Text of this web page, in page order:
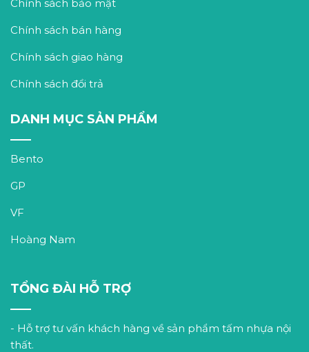
Chính sách bảo mật
Chính sách bán hàng
Chính sách giao hàng
Chính sách đổi trả
DANH MỤC SẢN PHẨM
Bento
GP
VF
Hoàng Nam
TỔNG ĐÀI HỖ TRỢ
- Hỗ trợ tư vấn khách hàng về sản phẩm tấm nhựa nội
thất.